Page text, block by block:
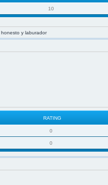
10
y laburador
RATING
0
0